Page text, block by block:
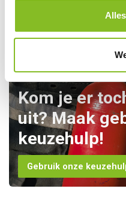
Kom je er
uit? Maak
keuzehulp!
Gebruik onze